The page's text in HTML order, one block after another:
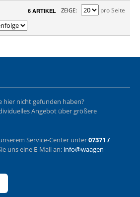
6 ARTIKEL ZEIGE pro Seite
hier nicht gefunden haben?
Angebot über größere
Service-Center unter07371 /
uns eine E-Mail an: info@waagen-